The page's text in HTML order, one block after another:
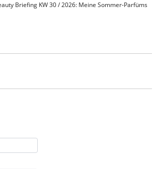
Briefing KW 30 / 2026: Meine Sommer-Parfüms